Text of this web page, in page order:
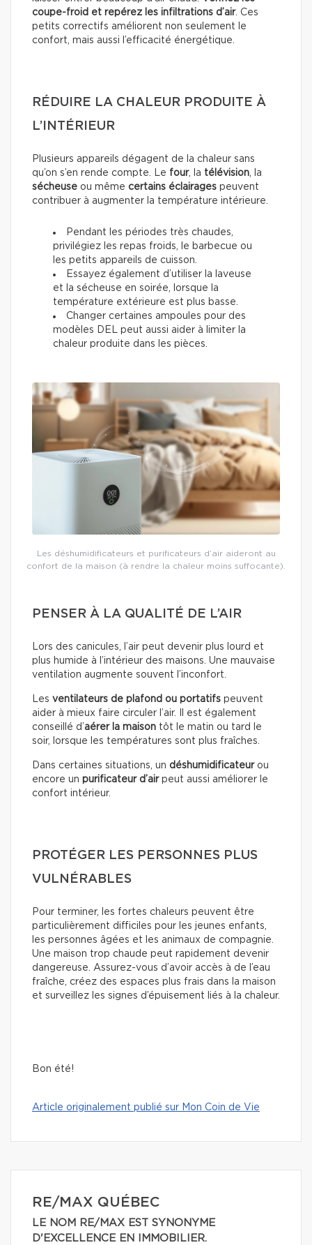
coupe-froid et repérez les infiltrations d’air. Ces
petits correctifs améliorent non seulement le
confort, mais aussi l’efficacité énergétique.
RÉDUIRE LA CHALEUR PRODUITE À
L’INTÉRIEUR
Plusieurs appareils dégagent de la chaleur sans
qu’on s’en rende compte. Le four, la télévision, la
sécheuse ou même certains éclairages peuvent
contribuer à augmenter la température intérieure.
Pendant les périodes très chaudes,
privilégiez les repas froids, le barbecue ou
les petits appareils de cuisson.
Essayez également d’utiliser la laveuse
et la sécheuse en soirée, lorsque la
température extérieure est plus basse.
Changer certaines ampoules pour des
modèles DEL peut aussi aider à limiter la
chaleur produite dans les pièces.
Les déshumidificateurs et purificateurs d’air aideront au
confort de la maison (à rendre la chaleur moins suffocante).
PENSER À LA QUALITÉ DE L’AIR
Lors des canicules, l’air peut devenir plus lourd et
plus humide à l’intérieur des maisons. Une mauvaise
ventilation augmente souvent l’inconfort.
Les ventilateurs de plafond ou portatifs peuvent
aider à mieux faire circuler l’air. Il est également
conseillé d’aérer la maison tôt le matin ou tard le
soir, lorsque les températures sont plus fraîches.
Dans certaines situations, un déshumidificateurou
encore un purificateur d’airpeut aussi améliorer le
confort intérieur.
PROTÉGER LES PERSONNES PLUS
VULNÉRABLES
Pour terminer, les fortes chaleurs peuvent être
particulièrement difficiles pour les jeunes enfants,
les personnes âgées et les animaux de compagnie.
Une maison trop chaude peut rapidement devenir
dangereuse. Assurez-vous d’avoir accès à de l’eau
fraîche, créez des espaces plus frais dans la maison
et surveillez les signes d’épuisement liés à la chaleur.
Bon été!
Article originalement publié sur Mon Coin de Vie
RE/MAX QUÉBEC
LE NOM RE/MAX EST SYNONYME
D'EXCELLENCE EN IMMOBILIER.